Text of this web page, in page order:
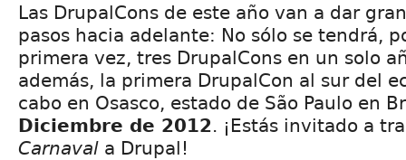
Las DrupalCons de este año van a dar
pasos hacia adelante: No sólo se tendrá,
primera vez, tres DrupalCons en un solo
además, la primera DrupalCon al sur del
cabo en Osasco, estado de São Paulo en
Diciembre de 2012. ¡Estás invitado a
Carnaval a Drupal!